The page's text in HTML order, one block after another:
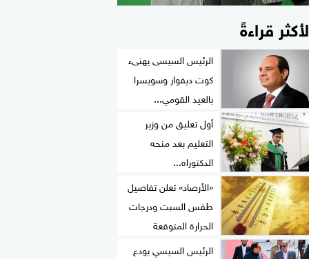
قراءةً
الرئيس السيسى يهنىء
كوت ديفوار وسويسرا
بالعيد القومي...
أول تعليق من وزير
التعليم بعد منحه
الدكتوراه...
«الأرصاد» تعلن تفاصيل
طقس السبت ودرجات
الحرارة المتوقعة
الرئيس السيسي يودع